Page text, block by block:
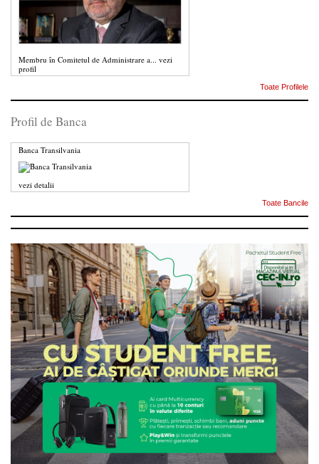
Membru în Comitetul de Administrare a... vezi
profil
Toate Profilele
Profil de Banca
Banca Transilvania
vezi detalii
Toate Bancile